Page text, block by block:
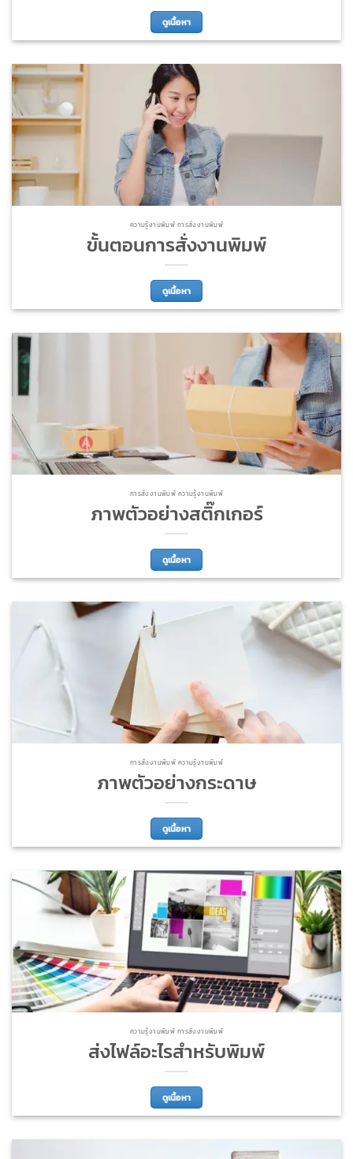
ดูเนื้อหา
ความรู้งานพิมพ์ การสั่งงานพิมพ์
ขั้นตอนการสั่งงานพิมพ์
ดูเนื้อหา
การสั่งงานพิมพ์ ความรู้งานพิมพ์
ภาพตัวอย่างสติ๊กเกอร์
ดูเนื้อหา
การสั่งงานพิมพ์ ความรู้งานพิมพ์
ภาพตัวอย่างกระดาษ
ดูเนื้อหา
ความรู้งานพิมพ์ การสั่งงานพิมพ์
ส่งไฟล์อะไรสำหรับพิมพ์
ดูเนื้อหา